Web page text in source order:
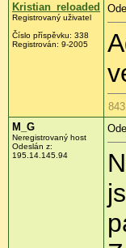
Kristian_reloaded
Registrovaný uživatel
Číslo příspěvku: 338
Registrován: 9-2005
M_G
Neregistrovaný host
Odeslán z:
195.14.145.94